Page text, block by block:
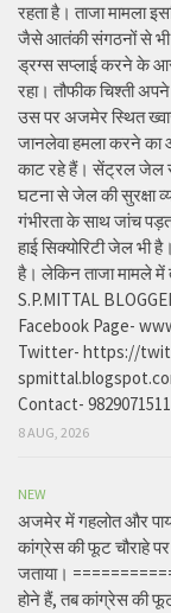
रहता है। ताजा मामला
जैसे आतंकी संगठनों से भी
ड्रग्स सप्लाई करने के
रहा। तौफीक चिश्ती
उस पर अजमेर स्थित
जानलेवा हमला करने का
काट रहे हैं। सेंट्रल जेल से
घटना से जेल की सुरक्षा
गंभीरता के साथ जांच
हाई सिक्योरिटी जेल भी
है। लेकिन ताजा मामले में
S.P.MITTAL
Facebook Page-
Twitter- https://
Contact- 9829071511
8 AUG, 2026
NEW
अजमेर में गहलोत और
कांग्रेस की फूट चौराहे
जताया।
होने हैं, तब कांग्रेस की